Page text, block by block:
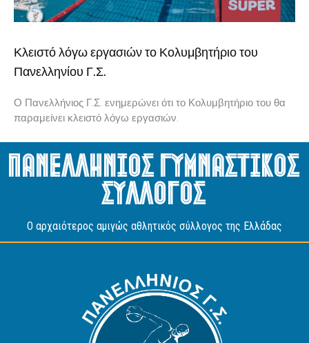
Κλειστό λόγω εργασιών το Κολυμβητήριο του
Πανελληνίου Γ.Σ.
Ο Πανελλήνιος Γ.Σ. ενημερώνει ότι το Κολυμβητήριο του θα
παραμείνει κλειστό λόγω εργασιών.
Πανελληνιος Γυμναστικος
Συλλογος
O αρχαιότερος αμιγώς αθλητικός σύλλογος της Ελλάδας